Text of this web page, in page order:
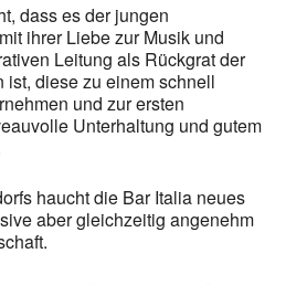
dass es der jungen
ihrer Liebe zur Musik und
Leitung als Rückgrat der
ist, diese zu einem schnell
und zur ersten
Unterhaltung und gutem
haucht die Bar Italia neues
aber gleichzeitig angenehm